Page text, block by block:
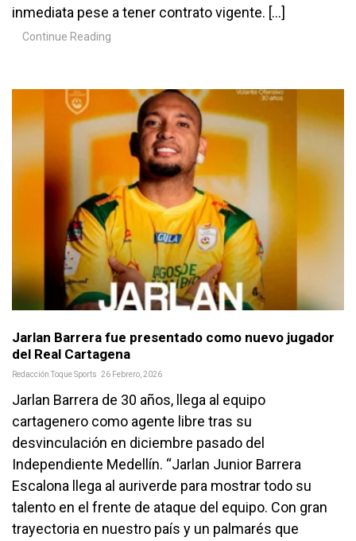
inmediata pese a tener contrato vigente. […]
Continue Reading
Jarlan Barrera fue presentado como nuevo jugador
del Real Cartagena
Redacción Toque Sports 26 Febrero, 2026
Jarlan Barrera de 30 años, llega al equipo
cartagenero como agente libre tras su
desvinculación en diciembre pasado del
Independiente Medellín. “Jarlan Junior Barrera
Escalona llega al auriverde para mostrar todo su
talento en el frente de ataque del equipo. Con gran
trayectoria en nuestro país y un palmarés que